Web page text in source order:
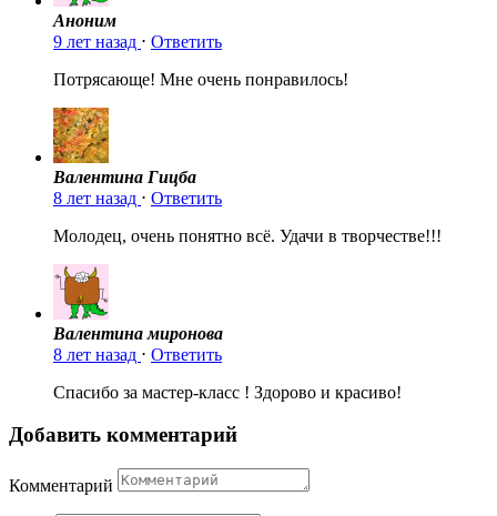
Аноним
9 лет назад ⋅ Ответить
Потрясающе! Мне очень понравилось!
Валентина Гицба
8 лет назад ⋅ Ответить
Молодец, очень понятно всё. Удачи в творчестве!!!
Валентина миронова
8 лет назад ⋅ Ответить
Спасибо за мастер-класс ! Здорово и красиво!
Добавить комментарий
Комментарий